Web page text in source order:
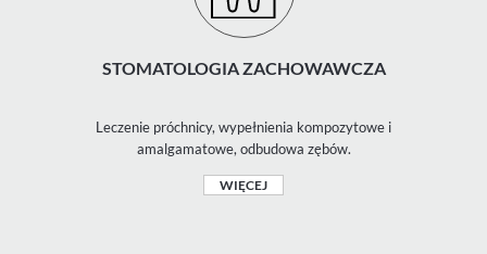
STOMATOLOGIA ZACHOWAWCZA
Leczenie próchnicy, wypełnienia kompozytowe i
amalgamatowe, odbudowa zębów.
WIĘCEJ